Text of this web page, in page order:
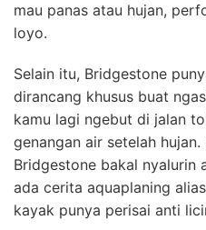
mau panas atau hujan,
loyo.
Selain itu, Bridgestone
dirancang khusus buat
kamu lagi ngebut di jalan
genangan air setelah
Bridgestone bakal nyalurin
ada cerita aquaplaning
kayak punya perisai anti